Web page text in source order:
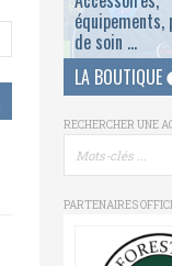
de soin ...
LA BOUTIQUE
RECHERCHER UNE
PARTENAIRES